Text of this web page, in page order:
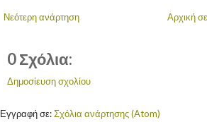
Νεότερη ανάρτηση Αρχική
0 Σχόλια:
Δημοσίευση σχολίου
Εγγραφή σε:Σχόλια ανάρτησης (Atom)